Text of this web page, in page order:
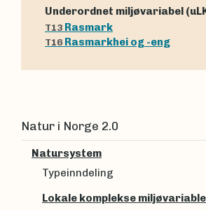
Underordnet miljøvariabel
T13 Rasmark
T16 Rasmarkhei og -eng
Natur i Norge 2.0
Natursystem
Typeinndeling
Lokale komplekse